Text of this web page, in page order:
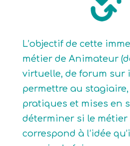
L’objectif de cette
métier de Animateur
virtuelle, de forum sur
permettre au
pratiques et mises en
déterminer si le métier
correspond à l’idée